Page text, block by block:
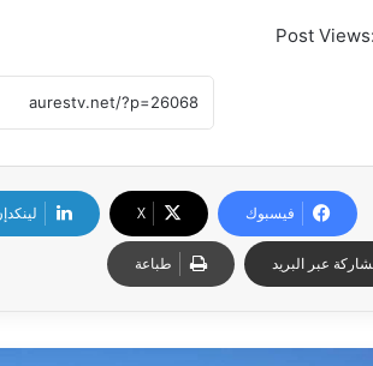
Post Views:
فيسبوك X
عبر البريد طباعة